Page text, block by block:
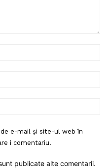
e-mail și site-ul web în
i comentariu.
publicate alte comentarii.